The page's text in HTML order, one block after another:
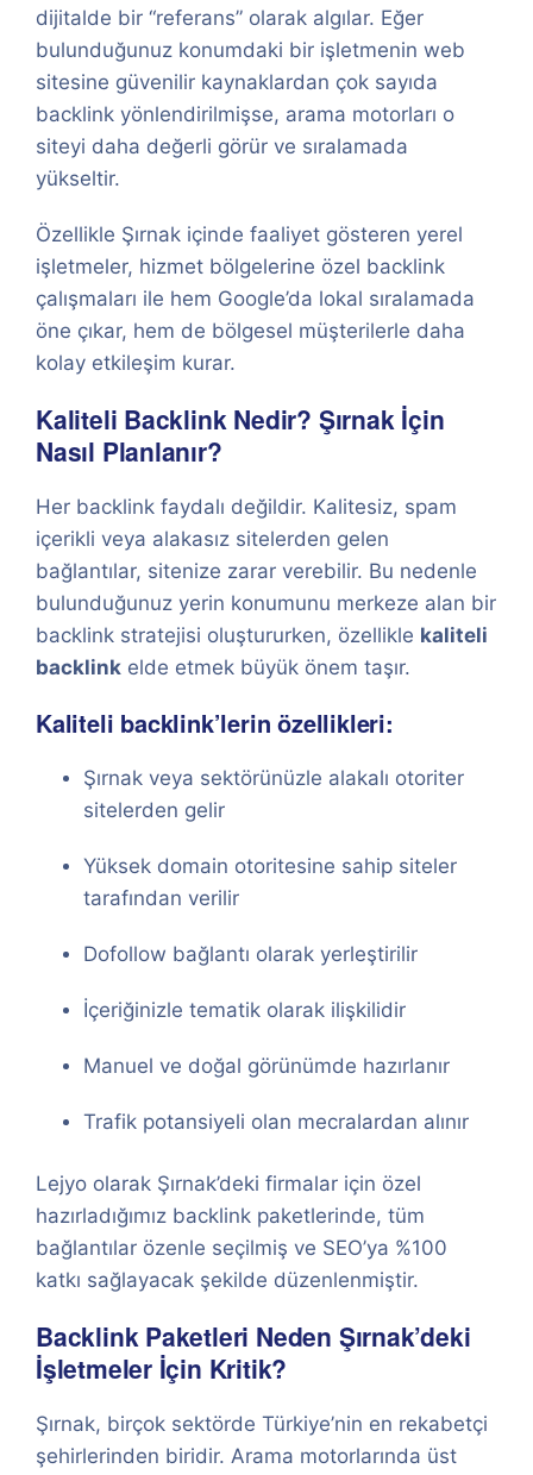
dijitalde bir “referans” olarak algılar. Eğer
bulunduğunuz konumdaki bir işletmenin web
sitesine güvenilir kaynaklardan çok sayıda
backlink yönlendirilmişse, arama motorları o
siteyi daha değerli görür ve sıralamada
yükseltir.
Özellikle Şırnak içinde faaliyet gösteren yerel
işletmeler, hizmet bölgelerine özel backlink
çalışmaları ile hem Google’da lokal sıralamada
öne çıkar, hem de bölgesel müşterilerle daha
kolay etkileşim kurar.
Kaliteli Backlink Nedir? Şırnak İçin
Nasıl Planlanır?
Her backlink faydalı değildir. Kalitesiz, spam
içerikli veya alakasız sitelerden gelen
bağlantılar, sitenize zarar verebilir. Bu nedenle
bulunduğunuz yerin konumunu merkeze alan bir
backlink stratejisi oluştururken, özellikle kaliteli
backlink elde etmek büyük önem taşır.
Kaliteli backlink’lerin özellikleri:
Şırnak veya sektörünüzle alakalı otoriter
sitelerden gelir
Yüksek domain otoritesine sahip siteler
tarafından verilir
Dofollow bağlantı olarak yerleştirilir
İçeriğinizle tematik olarak ilişkilidir
Manuel ve doğal görünümde hazırlanır
Trafik potansiyeli olan mecralardan alınır
Lejyo olarak Şırnak’deki firmalar için özel
hazırladığımız backlink paketlerinde, tüm
bağlantılar özenle seçilmiş ve SEO’ya %100
katkı sağlayacak şekilde düzenlenmiştir.
Backlink Paketleri Neden Şırnak’deki
İşletmeler İçin Kritik?
Şırnak, birçok sektörde Türkiye’nin en rekabetçi
şehirlerinden biridir. Arama motorlarında üst